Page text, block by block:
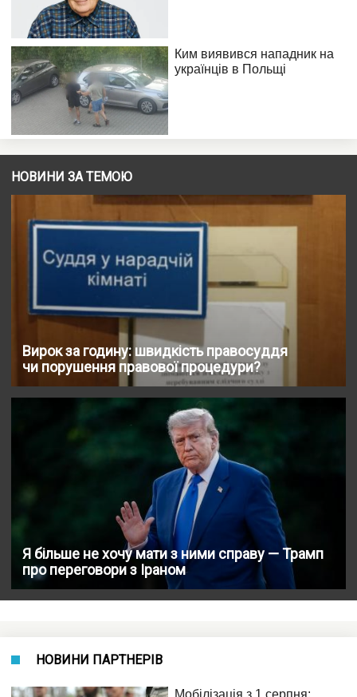
НОВИНИ ЗА ТЕМОЮ
Вирок за годину: швидкість правосуддя
чи порушення правової процедури?
Я більше не хочу мати з ними справу — Трамп
про переговори з Іраном
НОВИНИ ПАРТНЕРІВ